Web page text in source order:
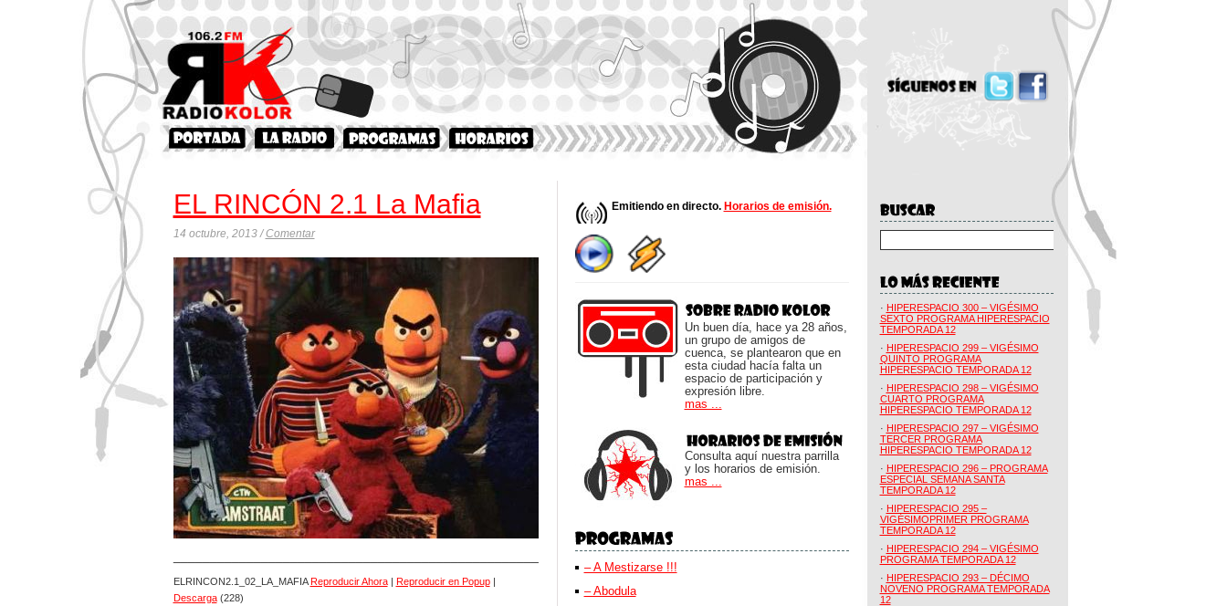
EL RINCÓN 2.1 La Mafia
14 octubre, 2013 /Comentar
ELRINCON2.1_02_LA_MAFIA Reproducir Ahora| Reproducir en Popup|
Descarga(228)
Emitiendo en directo. Horarios de emisión.
Un buen día, hace ya 28 años,
un grupo de amigos de
cuenca, se plantearon que en
esta ciudad hacía falta un
espacio de participación y
expresión libre.
mas ...
Consulta aquí nuestra parrilla
y los horarios de emisión.
mas ...
– A Mestizarse !!!
– Abodula
· HIPERESPACIO 300 – VIGÉSIMO
SEXTO PROGRAMA HIPERESPACIO
TEMPORADA 12
· HIPERESPACIO 299 – VIGÉSIMO
QUINTO PROGRAMA
HIPERESPACIO TEMPORADA 12
· HIPERESPACIO 298 – VIGÉSIMO
CUARTO PROGRAMA
HIPERESPACIO TEMPORADA 12
· HIPERESPACIO 297 – VIGÉSIMO
TERCER PROGRAMA
HIPERESPACIO TEMPORADA 12
· HIPERESPACIO 296 – PROGRAMA
ESPECIAL SEMANA SANTA
TEMPORADA 12
· HIPERESPACIO 295 –
VIGÉSIMOPRIMER PROGRAMA
TEMPORADA 12
· HIPERESPACIO 294 – VIGÉSIMO
PROGRAMA TEMPORADA 12
· HIPERESPACIO 293 – DÉCIMO
NOVENO PROGRAMA TEMPORADA
12